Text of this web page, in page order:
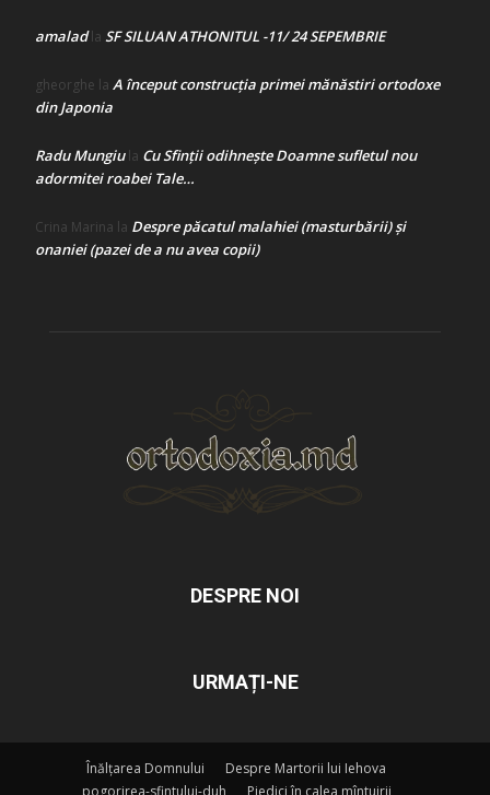
amaladla SF SILUAN ATHONITUL -11/ 24 SEPEMBRIE
gheorghe la A început construcţia primei mănăstiri ortodoxe
din Japonia
Radu Mungiula Cu Sfinții odihnește Doamne sufletul nou
adormitei roabei Tale…
Crina Marina la Despre păcatul malahiei (masturbării) şi
onaniei (pazei de a nu avea copii)
DESPRE NOI
URMAȚI-NE
Înălțarea Domnului
Despre Martorii lui Iehova